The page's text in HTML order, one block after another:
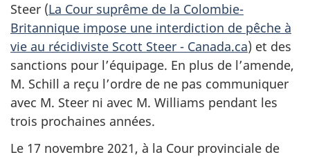
Steer (La Cour suprême de la Colombie-
Britannique impose une interdiction de pêche à
vie au récidiviste Scott Steer - Canada.ca) et des
sanctions pour l’équipage. En plus de l’amende,
M. Schill a reçu l’ordre de ne pas communiquer
avec M. Steer ni avec M. Williams pendant les
trois prochaines années.
Le 17 novembre 2021, à la Cour provinciale de